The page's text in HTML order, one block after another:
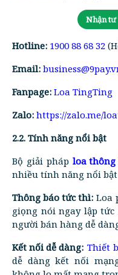
Nhận
Hotline: 1900 88 68 32
Email:
Fanpage: Loa TingTing
Zalo: https://zalo.me/
2.2. Tính năng nổi bật
Bộ giải pháp loa thông
nhiều tính năng nổi
Thông báo tức thì: Loa
giọng nói ngay lập
người bán hàng dễ
Kết nối dễ dàng: Thiết
dễ dàng kết nối